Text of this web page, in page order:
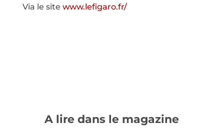
Via le site www.lefigaro.fr/
A lire dans le magazine